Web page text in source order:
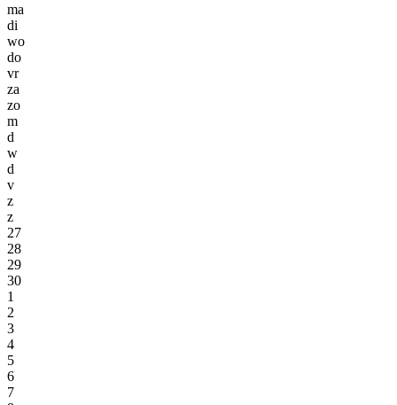
ma
di
wo
do
vr
za
zo
m
d
w
d
v
z
z
27
28
29
30
1
2
3
4
5
6
7